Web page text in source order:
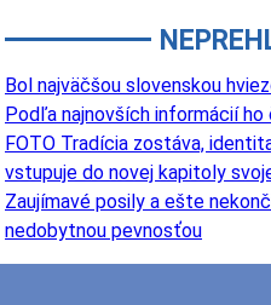
Bol najväčšou slovenskou
Podľa najnovších informácií
FOTO Tradícia zostáva,
vstupuje do novej kapitoly
Zaujímavé posily a ešte
nedobytnou pevnosťou